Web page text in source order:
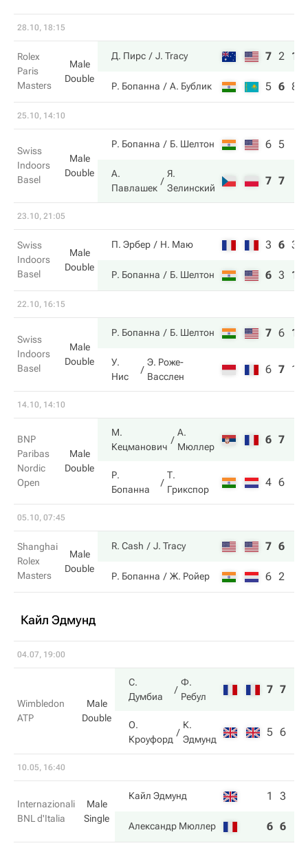
28.10, 18:15
Rolex
Paris
Masters
Male
Double
Д. Пирс J. Tracy 7 2 10
Р. Бопанна А. Бублик 5 6 8
25.10, 14:10
Swiss
Indoors
Basel
Male
Double
Р. Бопанна Б. Шелтон 6 5
А.
Павлашек
Я.
Зелинский
7 7
23.10, 21:05
Swiss
Indoors
Basel
Male
Double
П. Эрбер Н. Маю 3 6 3
Р. Бопанна Б. Шелтон 6 3 10
22.10, 16:15
Swiss
Indoors
Basel
Male
Double
Р. Бопанна Б. Шелтон 7 6 10
У.
Нис
Э. Роже-
Васслен
6 7 1
14.10, 14:10
BNP
Paribas
Nordic
Open
Male
Double
М.
Кецманович
А.
Мюллер
6 7
Р.
Бопанна
Т.
Грикспор
4 6
05.10, 07:45
Shanghai
Rolex
Masters
Male
Double
R. Cash J. Tracy 7 6
Р. Бопанна Ж. Ройер 6 2
Кайл Эдмунд
04.07, 19:00
Wimbledon
ATP
Male
Double
С.
Думбиа
Ф.
Ребул
7 7
О.
Кроуфорд
К.
Эдмунд
5 6
10.05, 16:40
Internazionali
BNL d'Italia
Male
Single
Кайл Эдмунд 1 3
Александр Мюллер 6 6